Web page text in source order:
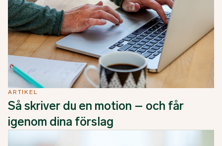
ARTIKEL
Så skriver du en motion – och får
igenom dina förslag